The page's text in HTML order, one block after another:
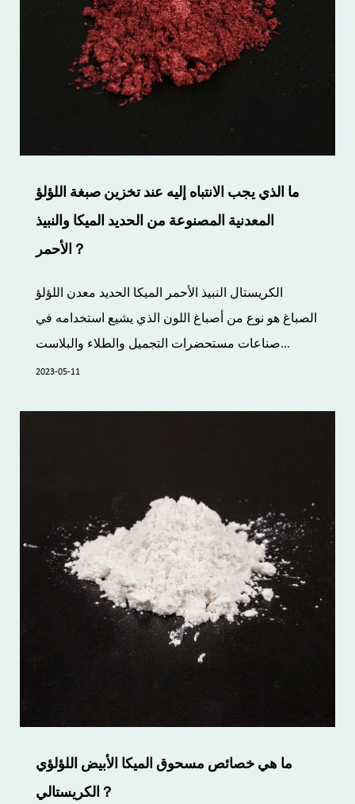
ما الذي يجب الانتباه إليه عند تخزين صبغة اللؤلؤ
المعدنية المصنوعة من الحديد الميكا والنبيذ
الأحمر？
الكريستال النبيذ الأحمر الميكا الحديد معدن اللؤلؤ
الصباغ هو نوع من أصباغ اللون الذي يشيع استخدامه في
صناعات مستحضرات التجميل والطلاء والبلاست...
2023-05-11
ما هي خصائص مسحوق الميكا الأبيض اللؤلؤي
الكريستالي？